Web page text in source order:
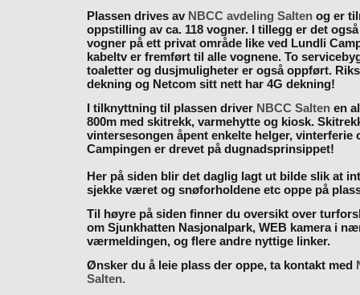
Plassen drives av NBCC avdeling Saltenog er
oppstilling av ca. 118 vogner. I tillegg er det
vogner på ett privat område like ved Lundli
kabeltv er fremført til alle vognene. To
toaletter og dusjmuligheter er også oppført.
dekning og Netcom sitt nett har 4G dekning!
I tilknyttning til plassen driver NBCC Saltenen
800m med skitrekk, varmehytte og kiosk.
vintersesongen åpent enkelte helger, vinterferie
Campingen er drevet på dugnadsprinsippet!
Her på siden blir det daglig lagt ut bilde slik at
sjekke været og snøforholdene etc oppe på
Til høyre på siden finner du oversikt over
om Sjunkhatten Nasjonalpark, WEB kamera i
værmeldingen, og flere andre nyttige linker.
Ønsker du å leie plass der oppe, ta kontakt med
Salten.